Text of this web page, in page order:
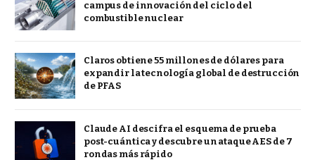
campus de innovación del ciclo del
combustible nuclear
Claros obtiene 55 millones de dólares para
expandir la tecnología global de destrucción
de PFAS
Claude AI descifra el esquema de prueba
post-cuántica y descubre un ataque AES de 7
rondas más rápido